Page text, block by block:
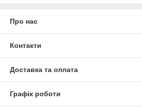
Про нас
Контакти
Доставка та оплата
Графік роботи